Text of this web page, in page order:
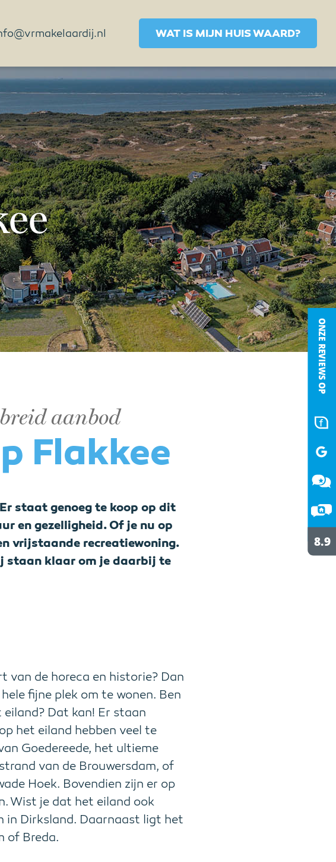
WAT IS MIJN HUIS WAARD?
aanbod
Flakkee
staat genoeg te koop op dit
en gezelligheid. Of je nu op
vrijstaande recreatiewoning.
staan klaar om je daarbij te
van de horeca en historie? Dan
fijne plek om te wonen. Ben
eiland? Dat kan! Er staan
het eiland hebben veel te
Goedereede, het ultieme
van de Brouwersdam, of
Hoek. Bovendien zijn er op
Wist je dat het eiland ook
in Dirksland. Daarnaast ligt het
of Breda.